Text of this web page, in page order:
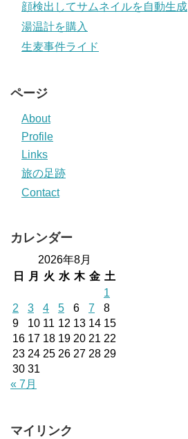
顔検出してサムネイルを自動生成
湯温計を購入
生麦事件ライド
ページ
About
Profile
Links
旅の足跡
Contact
カレンダー
2026年8月
日
月 火 水 木 金 土
1
2
3 4 5 6 7
8
9
10 11 12 13 14 15
16 17 18 19 20 21 22
23 24 25 26 27 28 29
30 31
« 7月
マイリンク